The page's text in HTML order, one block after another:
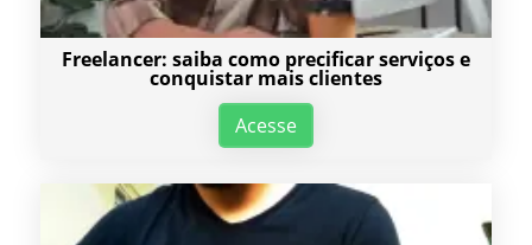
Freelancer: saiba como precificar serviços e
conquistar mais clientes
Acesse